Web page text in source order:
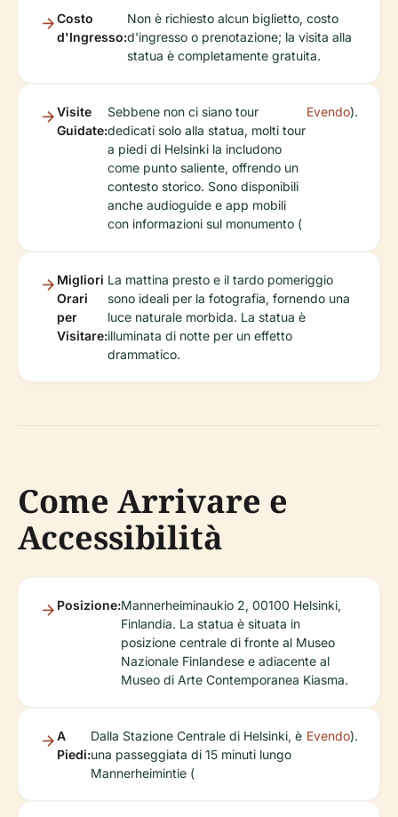
Costo
d'Ingresso:
Non è richiesto alcun biglietto, costo
d'ingresso o prenotazione; la visita alla
statua è completamente gratuita.
Visite
Guidate:
Sebbene non ci siano tour
dedicati solo alla statua, molti tour
a piedi di Helsinki la includono
come punto saliente, offrendo un
contesto storico. Sono disponibili
anche audioguide e app mobili
con informazioni sul monumento (
Evendo).
Migliori
Orari
per
Visitare:
La mattina presto e il tardo pomeriggio
sono ideali per la fotografia, fornendo una
luce naturale morbida. La statua è
illuminata di notte per un effetto
drammatico.
Come Arrivare e
Accessibilità
Posizione:Mannerheiminaukio 2, 00100 Helsinki,
Finlandia. La statua è situata in
posizione centrale di fronte al Museo
Nazionale Finlandese e adiacente al
Museo di Arte Contemporanea Kiasma.
A
Piedi:
Dalla Stazione Centrale di Helsinki, è
una passeggiata di 15 minuti lungo
Mannerheimintie (
Evendo).